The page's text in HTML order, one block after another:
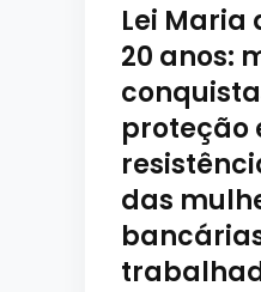
Lei Maria
20 anos:
proteção
das